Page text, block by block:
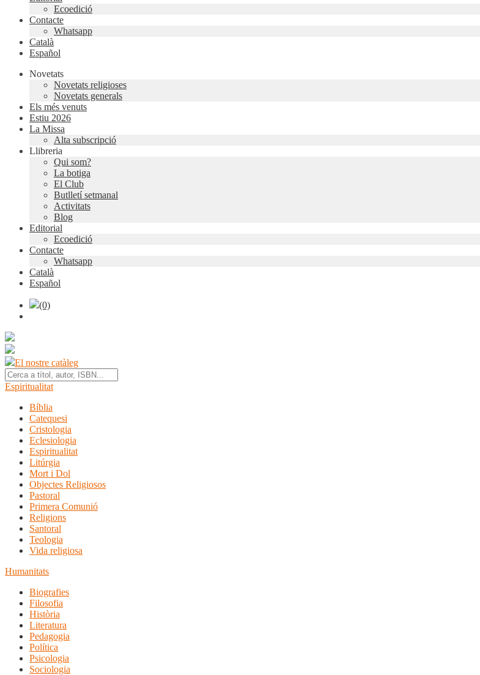
Ecoedició
Contacte
Whatsapp
Català
Español
Novetats
Novetats religioses
Novetats generals
Els més venuts
Estiu 2026
La Missa
Alta subscripció
Llibreria
Qui som?
La botiga
El Club
Butlletí setmanal
Activitats
Blog
Editorial
Ecoedició
Contacte
Whatsapp
Català
Español
(0)
El nostre catàleg
Espiritualitat
Bíblia
Catequesi
Cristologia
Eclesiologia
Espiritualitat
Litúrgia
Mort i Dol
Objectes Religiosos
Pastoral
Primera Comunió
Religions
Santoral
Teologia
Vida religiosa
Humanitats
Biografies
Filosofia
Història
Literatura
Pedagogia
Política
Psicologia
Sociologia